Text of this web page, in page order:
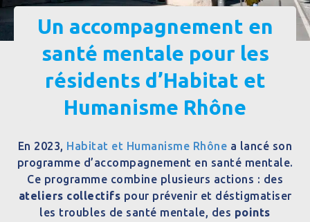
Un accompagnement en
santé mentale pour les
résidents d’Habitat et
Humanisme Rhône
En 2023, Habitat et Humanisme Rhône a lancé son
programme d’accompagnement en santé mentale.
Ce programme combine plusieurs actions : des
ateliers collectifs pour prévenir et déstigmatiser
les troubles de santé mentale, des points